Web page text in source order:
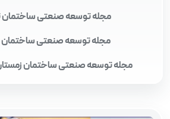
مجله توسعه صنعتی ساختمان
مجله توسعه صنعتی ساختمان
مجله توسعه صنعتی ساختمان زمستان